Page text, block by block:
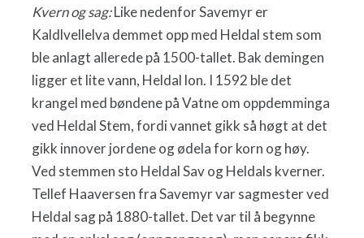
Kvern og sag:Like nedenfor Savemyr er
Kaldlvellelva demmet opp med Heldal stem som
ble anlagt allerede på 1500-tallet. Bak demingen
ligger et lite vann, Heldal lon. I 1592 ble det
krangel med bøndene på Vatne om oppdemminga
ved Heldal Stem, fordi vannet gikk så høgt at det
gikk innover jordene og ødela for korn og høy.
Ved stemmen sto Heldal Sav og Heldals kverner.
Tellef Haaversen fra Savemyr var sagmester ved
Heldal sag på 1880-tallet. Det var til å begynne